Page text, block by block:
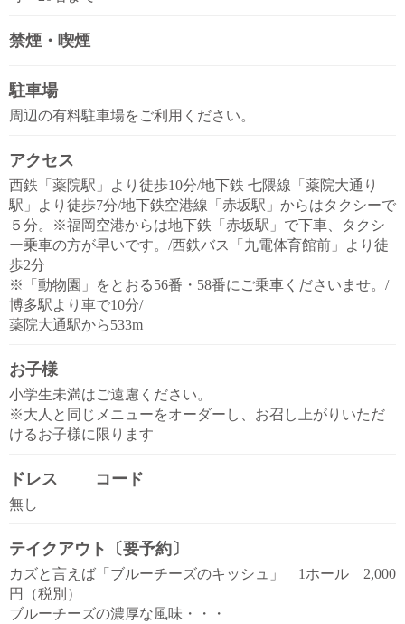
禁煙・喫煙
駐車場
周辺の有料駐車場をご利用ください。
アクセス
西鉄「薬院駅」より徒歩10分/地下鉄 七隈線「薬院大通り
駅」より徒歩7分/地下鉄空港線「赤坂駅」からはタクシーで
５分。※福岡空港からは地下鉄「赤坂駅」で下車、タクシ
ー乗車の方が早いです。/西鉄バス「九電体育館前」より徒
歩2分
※「動物園」をとおる56番・58番にご乗車くださいませ。/
博多駅より車で10分/
薬院大通駅から533m
お子様
小学生未満はご遠慮ください。
※大人と同じメニューをオーダーし、お召し上がりいただ
けるお子様に限ります
ドレス コード
無し
テイクアウト〔要予約〕
カズと言えば「ブルーチーズのキッシュ」 1ホール 2,000
円（税別）
ブルーチーズの濃厚な風味・・・